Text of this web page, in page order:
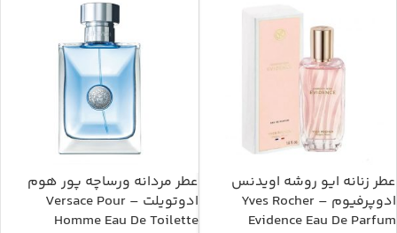
عطر زنانه ایو روشه اویدنس
ادوپرفیوم – Yves Rocher
Evidence Eau De Parfum
عطر مردانه ورساچه پور هوم
ادوتویلت – Versace Pour
Homme Eau De Toilette